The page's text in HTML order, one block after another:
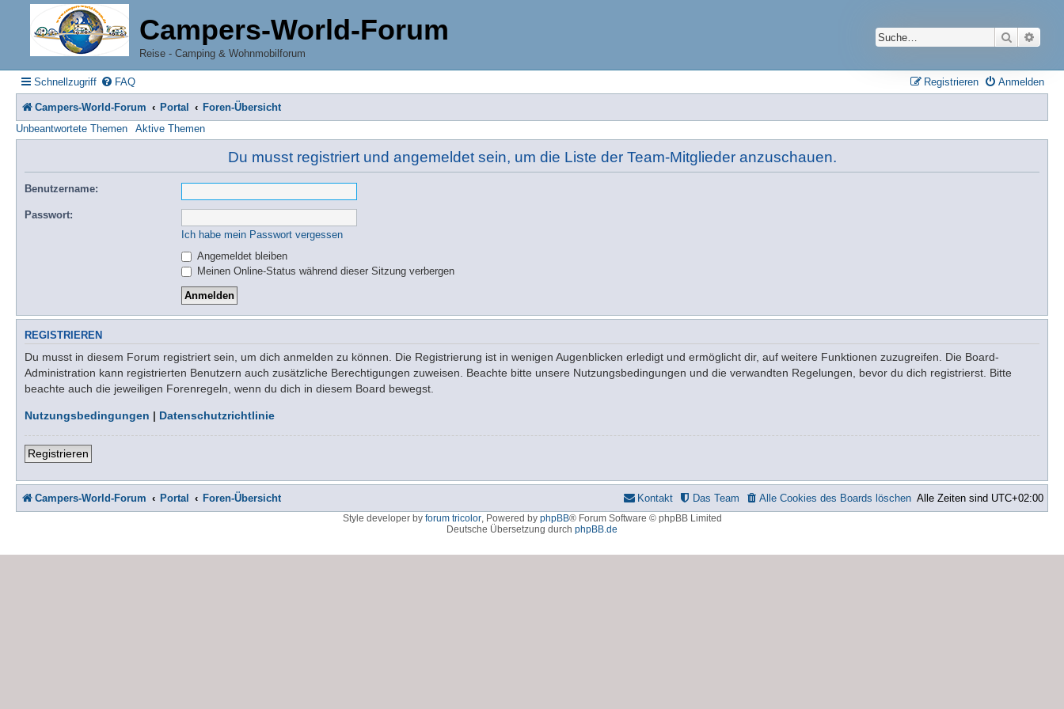
Campers-World-Forum
Reise - Camping & Wohnmobilforum
Suche
Schnellzugriff FAQ Anmelden
Registrieren
Campers-World-Forum Portal
Foren-Übersicht
Unbeantwortete Themen
Aktive Themen
Du musst registriert und angemeldet sein, um die Liste der Team-Mitglieder anzuschauen.
Benutzername:
Passwort:
Ich habe mein Passwort vergessen
Angemeldet bleiben
Meinen Online-Status während dieser Sitzung verbergen
REGISTRIEREN
Du musst in diesem Forum registriert sein, um dich anmelden zu können. Die Registrierung ist in wenigen Augenblicken erledigt und ermöglicht dir, auf weitere Funktionen zuzugreifen. Die Board-
Administration kann registrierten Benutzern auch zusätzliche Berechtigungen zuweisen. Beachte bitte unsere Nutzungsbedingungen und die verwandten Regelungen, bevor du dich registrierst. Bitte
beachte auch die jeweiligen Forenregeln, wenn du dich in diesem Board bewegst.
Nutzungsbedingungen | Datenschutzrichtlinie
Registrieren
Campers-World-Forum Portal Foren-Übersicht Alle Zeiten sind UTC+02:00
Alle Cookies des Boards löschen
Das Team
Kontakt
Style developer by forum tricolor, Powered by phpBB® Forum Software © phpBB Limited
Deutsche Übersetzung durch phpBB.de